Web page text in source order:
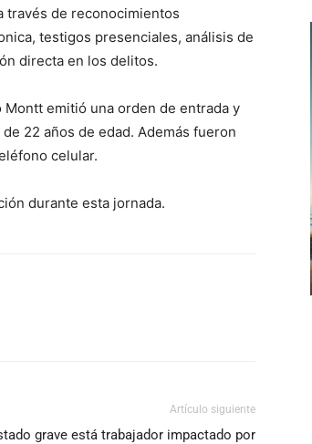
través de reconocimientos
testigos presenciales, análisis de
directa en los delitos.
emitió una orden de entrada y
22 años de edad. Además fueron
celular.
durante esta jornada.
Artículo siguiente
grave está trabajador impactado por